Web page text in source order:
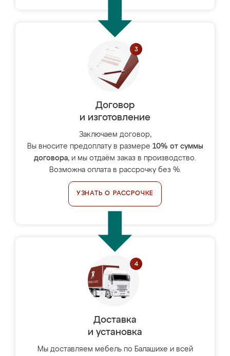
Договор
и изготовление
Заключаем договор,
Вы вносите предоплату в размере 10% от суммы
договора, и мы отдаём заказ в производство.
Возможна оплата в рассрочку без %.
УЗНАТЬ О РАССРОЧКЕ
Доставка
и установка
Мы доставляем мебель по Балашихе и всей